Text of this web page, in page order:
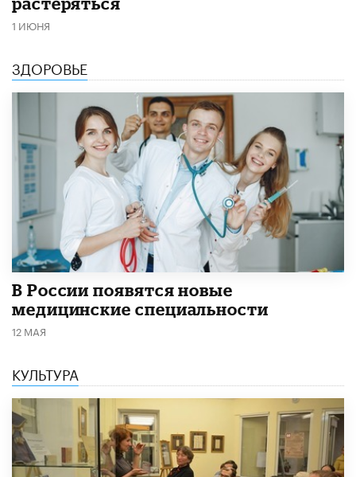
1 ИЮНЯ
ЗДОРОВЬЕ
В России появятся новые
медицинские специальности
12 МАЯ
КУЛЬТУРА